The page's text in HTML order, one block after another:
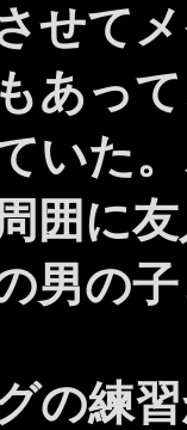
せて
あっ
いた
囲に
男の
の練